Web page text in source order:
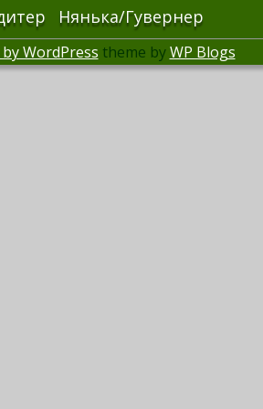
Нянька/Гувернер
WordPress theme byWP Blogs